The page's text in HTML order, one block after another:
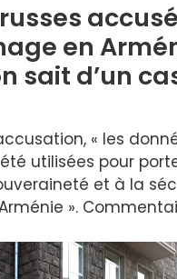
en
sait d’un
« les
utilisées pour
et à la
».